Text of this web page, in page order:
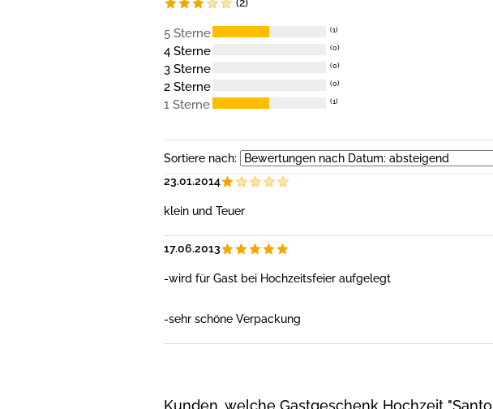
5 Sterne (1)
4 Sterne (0)
3 Sterne (0)
2 Sterne (0)
1 Sterne (1)
Sortiere nach:
23.01.2014
klein und Teuer
17.06.2013
-wird für Gast bei Hochzeitsfeier aufgelegt
-sehr schöne Verpackung
Kunden, welche Gastgeschenk Hochzeit